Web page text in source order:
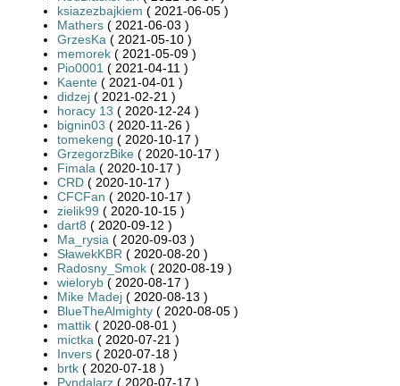
ksiazezbajkiem ( 2021-06-05 )
Mathers ( 2021-06-03 )
GrzesKa ( 2021-05-10 )
memorek ( 2021-05-09 )
Pio0001 ( 2021-04-11 )
Kaente ( 2021-04-01 )
didzej ( 2021-02-21 )
horacy 13 ( 2020-12-24 )
bignin03 ( 2020-11-26 )
tomekeng ( 2020-10-17 )
GrzegorzBike ( 2020-10-17 )
Fimala ( 2020-10-17 )
CRD ( 2020-10-17 )
CFCFan ( 2020-10-17 )
zielik99 ( 2020-10-15 )
dart8 ( 2020-09-12 )
Ma_rysia ( 2020-09-03 )
SławekKBR ( 2020-08-20 )
Radosny_Smok ( 2020-08-19 )
wieloryb ( 2020-08-17 )
Mike Madej ( 2020-08-13 )
BlueTheAlmighty ( 2020-08-05 )
mattik ( 2020-08-01 )
mictka ( 2020-07-21 )
Invers ( 2020-07-18 )
brtk ( 2020-07-18 )
Pyndalarz ( 2020-07-17 )